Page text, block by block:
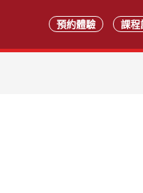
預約體驗 課程